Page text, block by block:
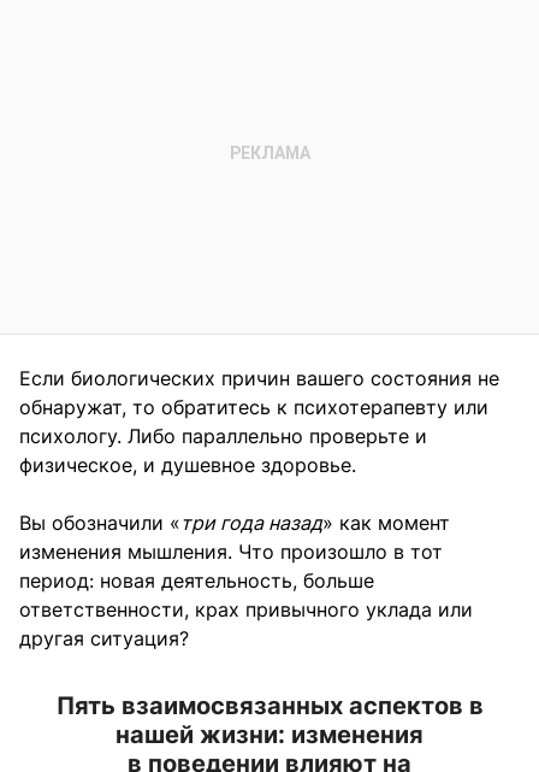
Если биологических причин вашего состояния не
обнаружат, то обратитесь к психотерапевту или
психологу. Либо параллельно проверьте и
физическое, и душевное здоровье.
Вы обозначили «три года назад» как момент
изменения мышления. Что произошло в тот
период: новая деятельность, больше
ответственности, крах привычного уклада или
другая ситуация?
Пять взаимосвязанных аспектов в
нашей жизни: изменения
в поведении влияют на